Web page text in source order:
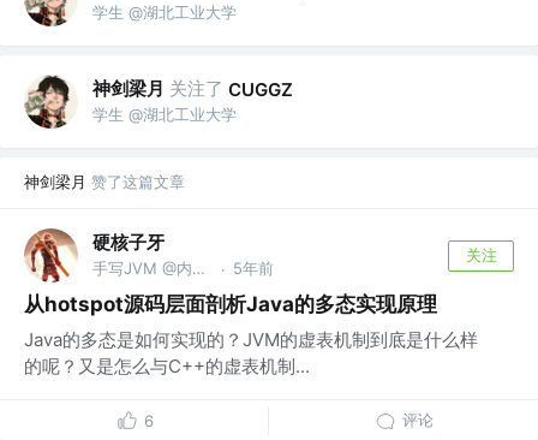
学生 @湖北工业大学
神剑梁月 关注了 CUGGZ
学生 @湖北工业大学
神剑梁月 赞了这篇文章
硬核子牙
手写JVM @内核达人 · 5年前
关注
从hotspot源码层面剖析Java的多态实现原理
Java的多态是如何实现的？JVM的虚表机制到底是什么样
的呢？又是怎么与C++的虚表机制...
6 评论